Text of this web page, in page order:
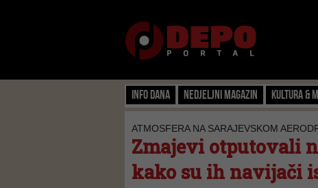
Info dana Nedjeljni magazin Kultura &
ATMOSFERA NA SARAJEVSKOM
Zmajevi otputovali
kako su ih navijači